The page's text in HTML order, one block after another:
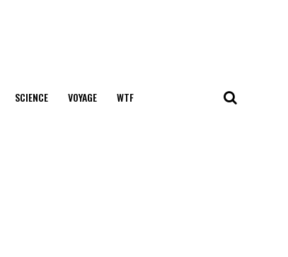
SCIENCE VOYAGE WTF